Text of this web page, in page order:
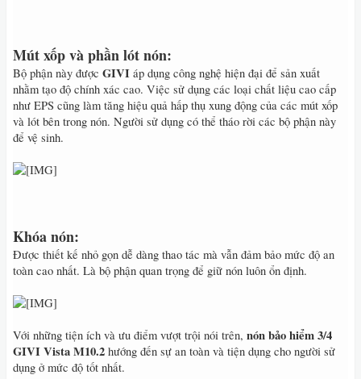
Mút xốpvà phần lót nón:
Bộ phận này được GIVI áp dụng công nghệ hiện đại để sản xuất
nhằm tạo độ chính xác cao. Việc sử dụng các loại chất liệu cao cấp
như EPS cũng làm tăng hiệu quả hấp thụ xung động của các mút xốp
và lót bên trong nón. Người sử dụng có thể tháo rời các bộ phận này
để vệ sinh.
Khóa nón:
Được thiết kế nhỏ gọn dễ dàng thao tác mà vẫn đảm bảo mức độ an
toàn cao nhất. Là bộ phận quan trọng để giữ nón luôn ổn định.
Với những tiện ích và ưu điểm vượt trội nói trên, nón bảo hiểm 3/4
GIVI Vista M10.2 hướng đến sự an toàn và tiện dụng cho người sử
dụng ở mức độ tốt nhất.